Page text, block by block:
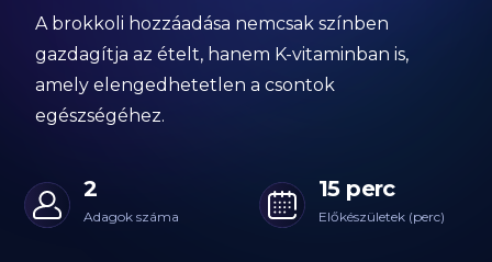
A brokkoli hozzáadása nemcsak színben
gazdagítja az ételt, hanem K-vitaminban is,
amely elengedhetetlen a csontok
egészségéhez.
2
Adagok száma
15 perc
Előkészületek (perc)